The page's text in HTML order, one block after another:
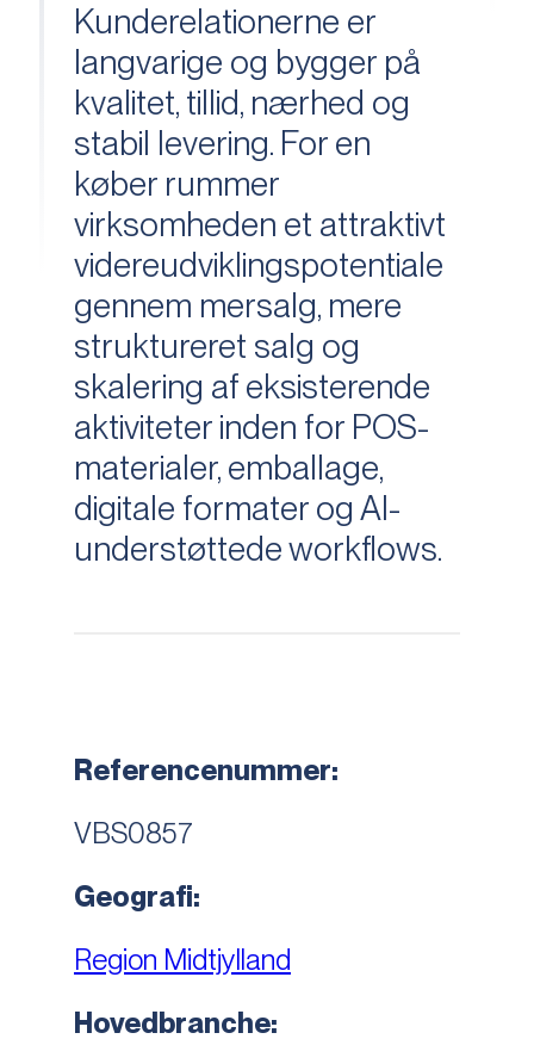
Kunderelationerne er
langvarige og bygger på
kvalitet, tillid, nærhed og
stabil levering. For en
køber rummer
virksomheden et attraktivt
videreudviklingspotentiale
gennem mersalg, mere
struktureret salg og
skalering af eksisterende
aktiviteter inden for POS-
materialer, emballage,
digitale formater og AI-
understøttede workflows.
Referencenummer:
VBS0857
Geografi:
Region Midtjylland
Hovedbranche: